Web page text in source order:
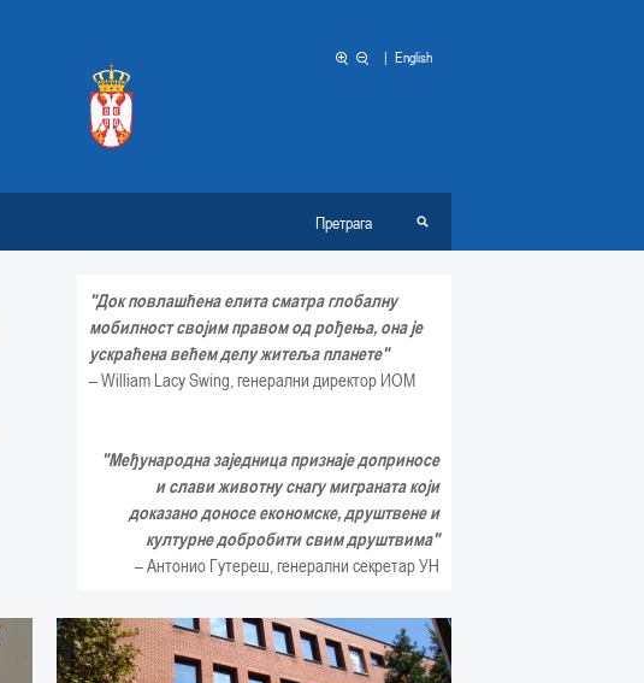
| English
"Док повлашћена елита сматра глобалну
мобилност својим правом од рођења, она је
ускраћена већем делу житеља планете"
– William Lacy Swing, генерални директор ИОМ
"Међународна заједница признаје доприносе
и слави животну снагу миграната који
доказано доносе економске, друштвене и
културне добробити свим друштвима"
– Антонио Гутереш, генерални секретар УН